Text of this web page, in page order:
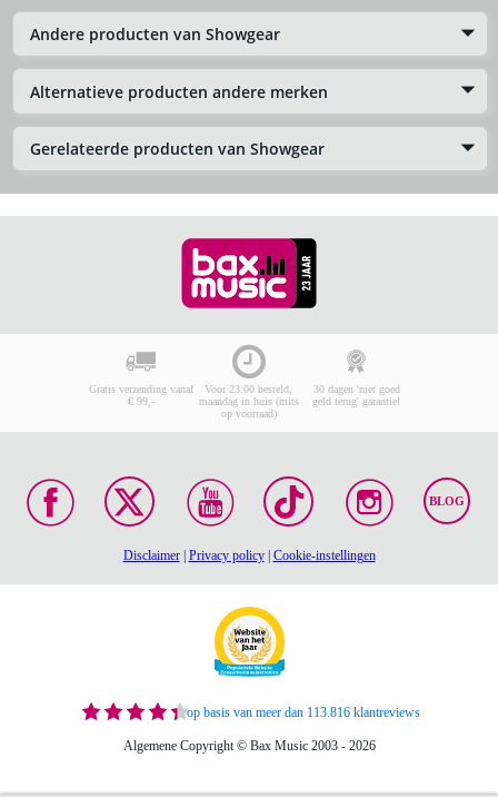
Andere producten van Showgear
Alternatieve producten andere merken
Gerelateerde producten van Showgear
Gratis verzending vanaf
€ 99,-
Voor 23:00 besteld,
maandag in huis (mits
op voorraad)
30 dagen 'niet goed
geld terug' garantie!
BLOG
Disclaimer| Privacy policy| Cookie-instellingen
op basis van meer dan 113.816 klantreviews
Algemene Copyright © Bax Music 2003 - 2026